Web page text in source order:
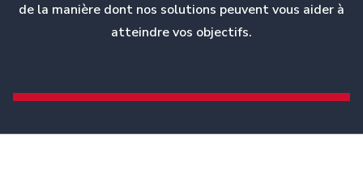
de la manière dont nos solutions peuvent vous aider à
atteindre vos objectifs.